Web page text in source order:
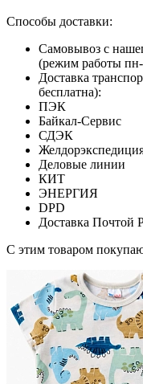
Способы доставки:
Самовывоз с
(режим работы
Доставка
бесплатна):
ПЭК
Байкал-Сервис
СДЭК
Деловые линии
КИТ
ЭНЕРГИЯ
DPD
Доставка Почтой
С этим товаром